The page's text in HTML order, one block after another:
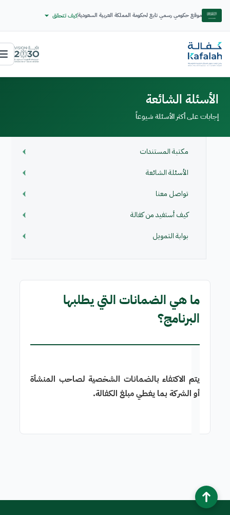
موقع حكومي رسمي تابع لحكومة المملكة العربية السعوديةكيف تتحقق
الأسئلة الشائعة
إجابات على أكثر الأسئلة شيوعاً
مكتبة المستندات
الأسئلة الشائعة
تواصل معنا
كيف أستفيد من كفالة
بوابة التمويل
ما هي الضمانات التي يطلبها
البرنامج؟
يتم الاكتفاء بالضمانات الشخصية لصاحب المنشأة
أو الشركة بما يغطي مبلغ الكفالة.